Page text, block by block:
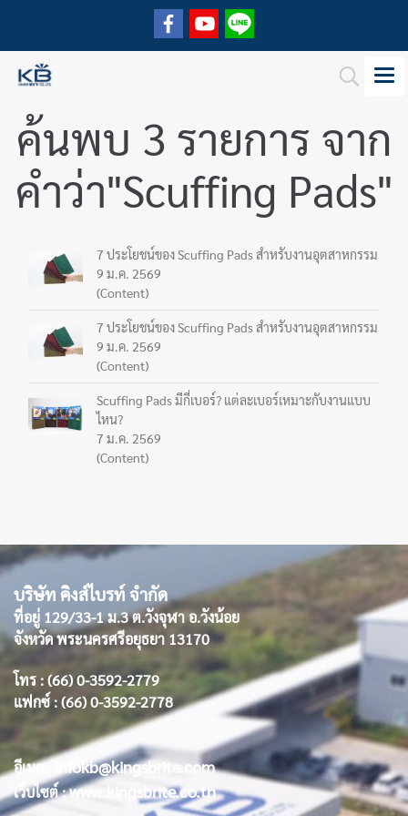
ค้นพบ 3 รายการ จาก
คำว่า"Scuffing Pads"
7 ประโยชน์ของ Scuffing Pads สำหรับงานอุตสาหกรรม
9 ม.ค. 2569
(Content)
7 ประโยชน์ของ Scuffing Pads สำหรับงานอุตสาหกรรม
9 ม.ค. 2569
(Content)
Scuffing Pads มีกี่เบอร์? แต่ละเบอร์เหมาะกับงานแบบ
ไหน?
7 ม.ค. 2569
(Content)
บริษัท คิงส์ไบรท์ จำกัด
ที่อยู่ 129/33-1 ม.3 ต.วังจุฬา อ.วังน้อย
จังหวัด พระนครศรีอยุธยา 13170
โทร : (66) 0-3592-2779
แฟกซ์ : (66) 0-3592-2778
อีเมล : infokb@kingsbrite.com
เว็บไซต์ :www.kingsbrite.co.th